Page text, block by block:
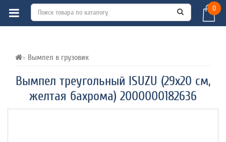
0
Вымпел в грузовик
Вымпел треугольный ISUZU (29х20 см,
желтая бахрома) 2000000182636
ВСЕ О ТОВАРЕ ХАРАКТЕРИСТИКИ